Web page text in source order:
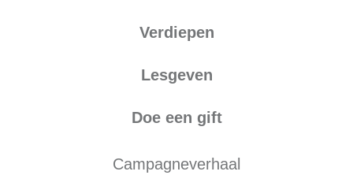
Verdiepen
Lesgeven
Doe een gift
Campagneverhaal